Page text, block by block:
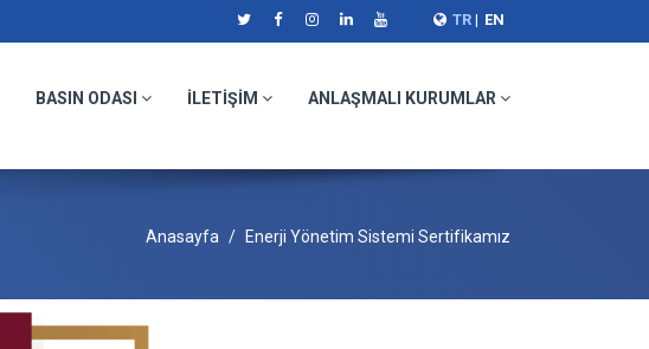
TR | EN
BASIN ODASI İLETİŞİM ANLAŞMALI KURUMLAR
Anasayfa Enerji Yönetim Sistemi Sertifikamız